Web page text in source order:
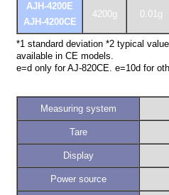
AJH-4200E
AJH-4200CE
4200g 0.01g
*1 standard deviation *2 typical
available in CE models.
e=d only for AJ-820CE. e=10d for
Measuring system
Tare
Display
Power source